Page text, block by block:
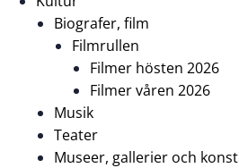
Biografer, film
Filmrullen
Filmer hösten 2026
Filmer våren 2026
Musik
Teater
Museer, gallerier och konst